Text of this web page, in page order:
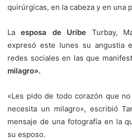
quirúrgicas, en la cabeza y en una
Laesposa de Uribe Turbay,
expresó este lunes su angustia
redes sociales en las que
milagro».
«Les pido de todo corazón que
necesita un milagro», escribió
mensaje de una fotografía en la
su esposo.